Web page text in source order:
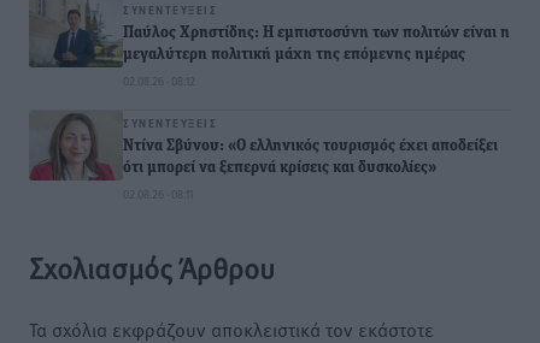
ΣΥΝΕΝΤΕΎΞΕΙΣ
Παύλος Χρηστίδης: Η εμπιστοσύνη των πολιτών είναι η
μεγαλύτερη πολιτική μάχη της επόμενης ημέρας
02.08.26 · 08:12
ΣΥΝΕΝΤΕΎΞΕΙΣ
Ντίνα Σβύνου: «Ο ελληνικός τουρισμός έχει αποδείξει
ότι μπορεί να ξεπερνά κρίσεις και δυσκολίες»
02.08.26 · 08:11
Σχολιασμός Άρθρου
Τα σχόλια εκφράζουν αποκλειστικά τον εκάστοτε